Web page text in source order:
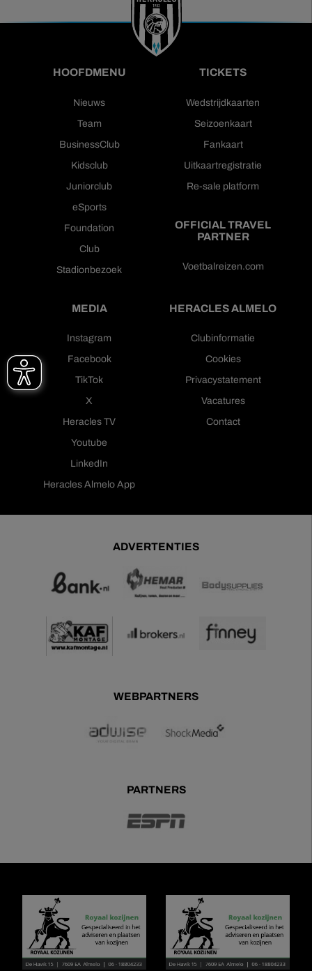
HOOFDMENU
Nieuws
Team
BusinessClub
Kidsclub
Juniorclub
eSports
Foundation
Club
Stadionbezoek
TICKETS
Wedstrijdkaarten
Seizoenkaart
Fankaart
Uitkaartregistratie
Re-sale platform
OFFICIAL TRAVEL
PARTNER
Voetbalreizen.com
MEDIA
Instagram
Facebook
TikTok
X
Heracles TV
Youtube
LinkedIn
Heracles Almelo App
HERACLES ALMELO
Clubinformatie
Cookies
Privacystatement
Vacatures
Contact
ADVERTENTIES
WEBPARTNERS
PARTNERS